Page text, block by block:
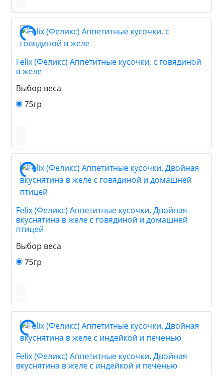
Felix (Феликс) Аппетитные кусочки, с говядиной
в желе
Выбор веса
75гр
Felix (Феликс) Аппетитные кусочки. Двойная
вкуснятина в желе с говядиной и домашней
птицей
Выбор веса
75гр
Felix (Феликс) Аппетитные кусочки. Двойная
вкуснятина в желе с индейкой и печенью